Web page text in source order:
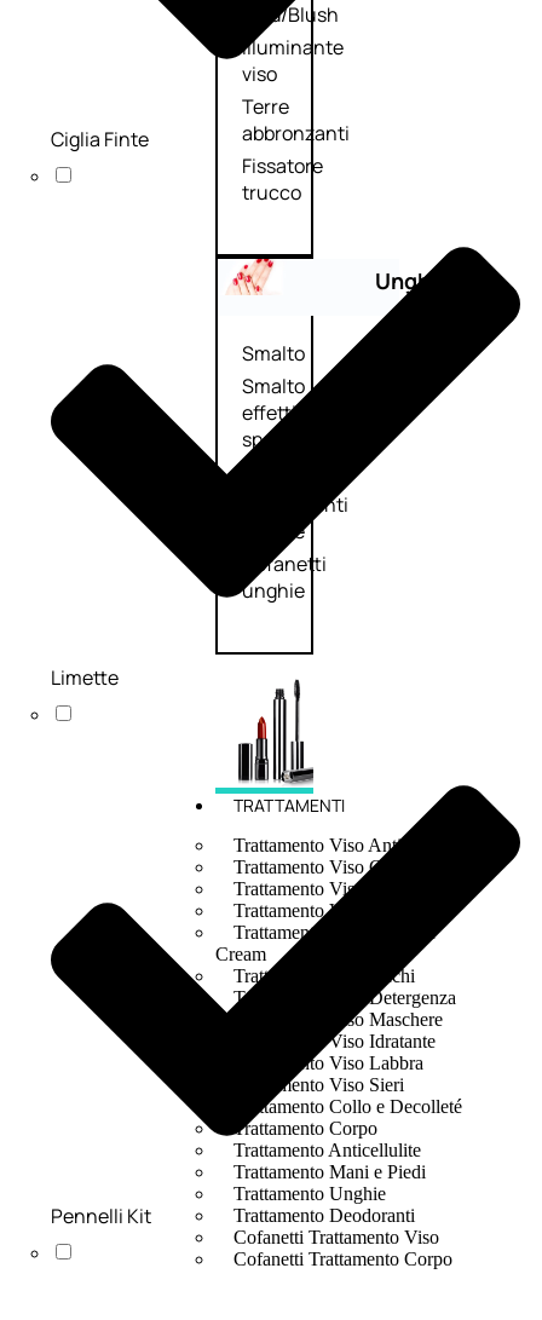
Fard/Blush
Illuminante
viso
Terre
abbronzanti
Fissatore
trucco
Unghie
Smalto
Smalto
effetti
speciali
Trattamenti
unghie
Cofanetti
unghie
TRATTAMENTI
Trattamento Viso Antieta
Trattamento Viso Giorno
Trattamento Viso Notte
Trattamento Viso 24 Ore
Trattamento Viso Bb E Cc
Cream
Trattamento Viso Occhi
Trattamento Viso Detergenza
Trattamento Viso Maschere
Trattamento Viso Idratante
Trattamento Viso Labbra
Trattamento Viso Sieri
Trattamento Collo e Decolleté
Trattamento Corpo
Trattamento Anticellulite
Trattamento Mani e Piedi
Trattamento Unghie
Trattamento Deodoranti
Cofanetti Trattamento Viso
Cofanetti Trattamento Corpo
Ciglia Finte
Limette
Pennelli Kit